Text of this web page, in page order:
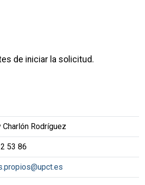
de iniciar la solicitud.
Charlón Rodríguez
53 86